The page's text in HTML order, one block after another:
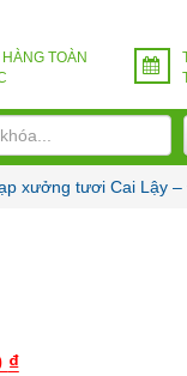
TOÀN
xưởng tươi Cai Lậy
₫